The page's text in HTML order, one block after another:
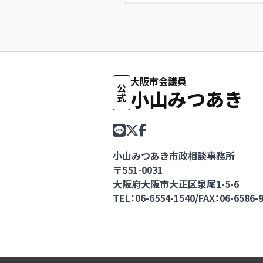
公式
大阪市会議員
小山みつあき
小山みつあき市政相談事務所
〒551-0031
大阪府大阪市大正区泉尾1-5-6
TEL：06-6554-1540/FAX：06-6586-